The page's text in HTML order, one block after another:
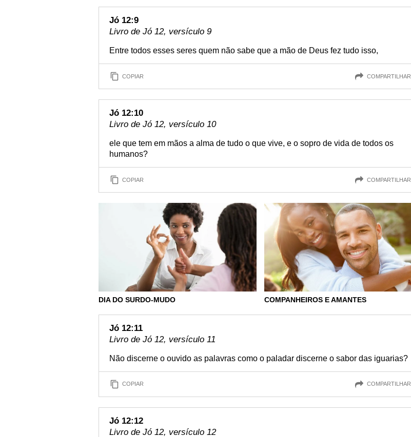
Jó 12:9
Livro de Jó 12, versículo 9
Entre todos esses seres quem não sabe que a mão de Deus fez tudo isso,
COPIAR COMPARTILHAR
Jó 12:10
Livro de Jó 12, versículo 10
ele que tem em mãos a alma de tudo o que vive, e o sopro de vida de todos os
humanos?
COPIAR COMPARTILHAR
DIA DO SURDO-MUDO COMPANHEIROS E AMANTES
Jó 12:11
Livro de Jó 12, versículo 11
Não discerne o ouvido as palavras como o paladar discerne o sabor das iguarias?
COPIAR COMPARTILHAR
Jó 12:12
Livro de Jó 12, versículo 12